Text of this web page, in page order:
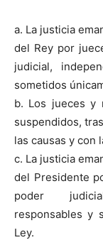
a. La justicia
del Rey por
judicial,
sometidos
b. Los jueces y
suspendidos,
las causas y con
c. La justicia
del Presidente
poder
responsables y
Ley.